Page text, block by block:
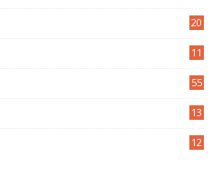
20
11
55
13
12